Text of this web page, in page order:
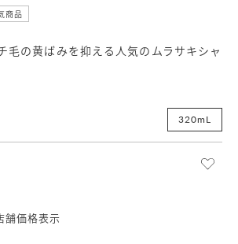
商品
毛の黄ばみを抑える人気のムラサキシャ
320mL
舗価格表示